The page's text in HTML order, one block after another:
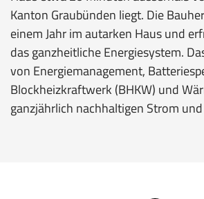
Kanton Graubünden liegt. Die
einem Jahr im autarken Haus und
das ganzheitliche Energiesystem.
von Energiemanagement,
Blockheizkraftwerk (BHKW) und
ganzjährlich nachhaltigen Strom